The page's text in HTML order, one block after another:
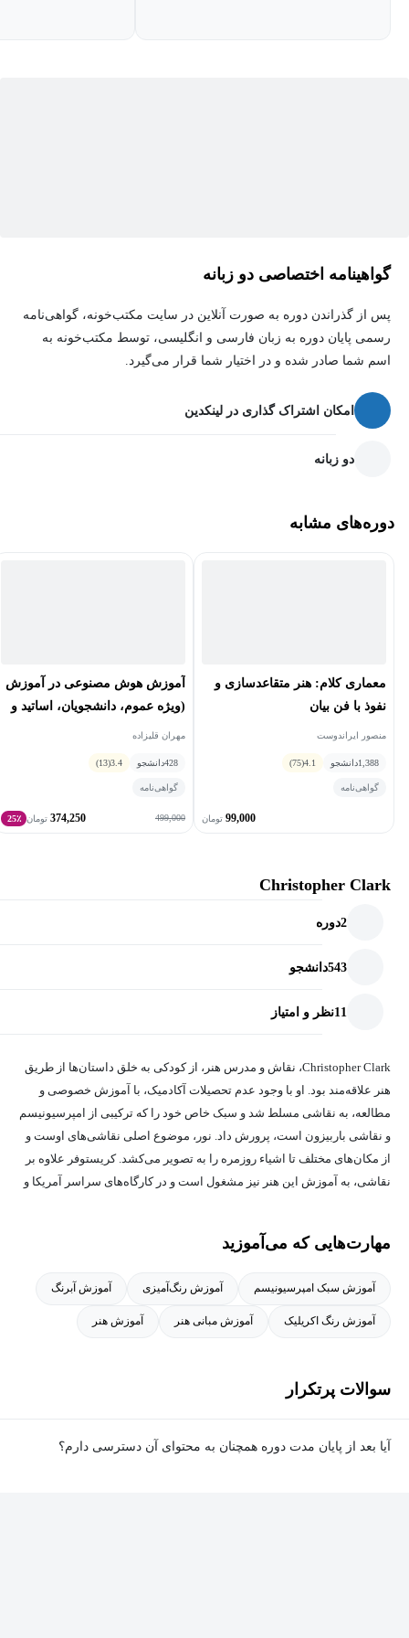
بیاموزند یا ایده‌ها و الهامات جدیدی کسب کنند.
باشد و در مورد هر ضربه‌قلم، فرآیند، فکر و ماده‌ای بشنود.
هر کسی که از تماشای خلق یک نقاشی زیبا از ابتدا لذت می‌برد.
گواهینامه اختصاصی دو زبانه
پس از گذراندن دوره به صورت آنلاین در سایت مکتب‌خونه، گواهی‌نامه
رسمی پایان دوره به زبان فارسی و انگلیسی، توسط مکتب‌خونه به
اسم شما صادر شده و در اختیار شما قرار می‌گیرد.
امکان اشتراک گذاری در لینکدین
دو زبانه
دوره‌های مشابه
معماری کلام: هنر متقاعدسازی و
نفوذ با فن بیان
منصور ایراندوست
1,388دانشجو 4.1
(75)
گواهی‌نامه
99,000 تومان
آموزش هوش مصنوعی در آموزش
(ویژه عموم، دانشجویان، اساتید و
معلمان)
مهران قلیزاده
428دانشجو 3.4
(13)
گواهی‌نامه
499,000
374,250 تومان 25٪
Christopher Clark
2دوره
543دانشجو
11نظر و امتیاز
Christopher Clark، نقاش و مدرس هنر، از کودکی به خلق داستان‌ها از طریق
هنر علاقه‌مند بود. او با وجود عدم تحصیلات آکادمیک، با آموزش خصوصی و
مطالعه، به نقاشی مسلط شد و سبک خاص خود را که ترکیبی از امپرسیونیسم
و نقاشی باربیزون است، پرورش داد. نور، موضوع اصلی نقاشی‌های اوست و
از مکان‌های مختلف تا اشیاء روزمره را به تصویر می‌کشد. کریستوفر علاوه بر
نقاشی، به آموزش این هنر نیز مشغول است و در کارگاه‌های سراسر آمریکا و
مهارت‌هایی که می‌آموزید
آموزش سبک امپرسیونیسم آموزش رنگ‌آمیزی آموزش آبرنگ
آموزش رنگ اکریلیک آموزش مبانی هنر آموزش هنر
سوالات پرتکرار
آیا بعد از پایان مدت دوره همچنان به محتوای آن دسترسی دارم؟